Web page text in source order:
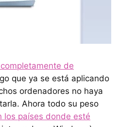
de
que ya se está aplicando
ordenadores no haya
Ahora todo su peso
los países donde esté